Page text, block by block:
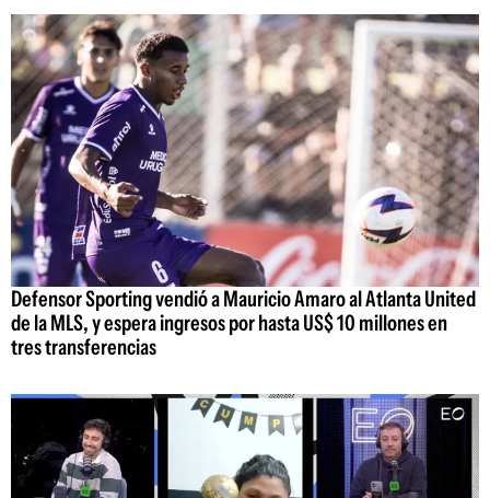
Defensor Sporting vendió a Mauricio Amaro al Atlanta United
de la MLS, y espera ingresos por hasta US$ 10 millones en
tres transferencias